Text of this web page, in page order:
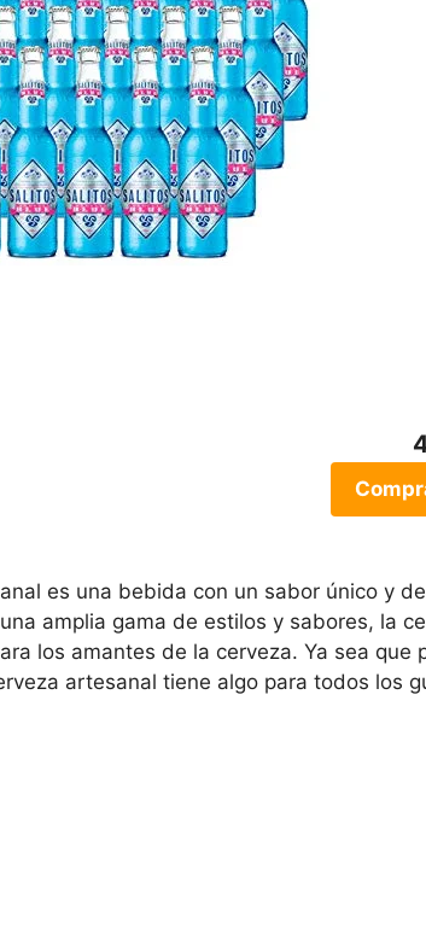
es una bebida con un sabor único y
amplia gama de estilos y sabores, la
los amantes de la cerveza. Ya sea
artesanal tiene algo para todos los